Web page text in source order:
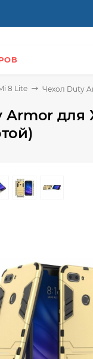
8 Lite Чехол Duty
Armor для